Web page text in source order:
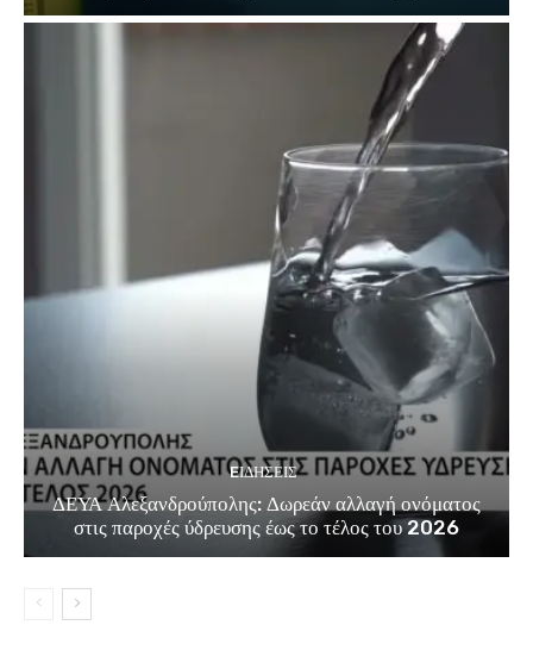
EΙΔΗΣΕΙΣ
ΔΕΥΑ Αλεξανδρούπολης: Δωρεάν αλλαγή ονόματος
στις παροχές ύδρευσης έως το τέλος του 2026